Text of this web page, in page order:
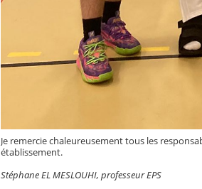
Je remercie chaleureusement tous les
établissement.
Stéphane EL MESLOUHI, professeur EPS